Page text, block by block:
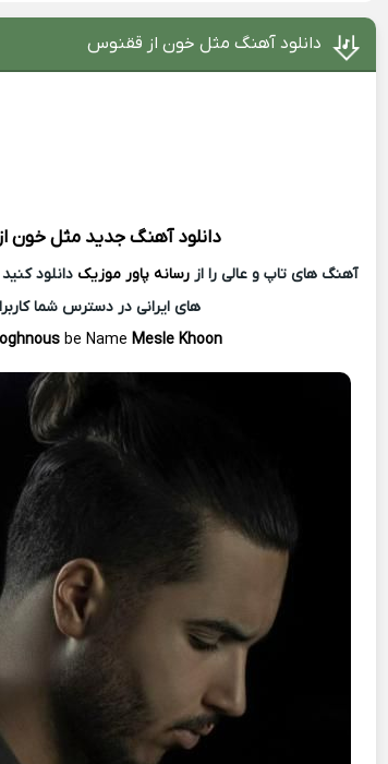
دانلود آهنگ مثل خون از ققنوس
دانلود آهنگ جدید مثل خون
آهنگ های تاپ و عالی را از رسانه پاور موزیک دانلود
های ایرانی در دسترس شما
be Name Mesle Khoon